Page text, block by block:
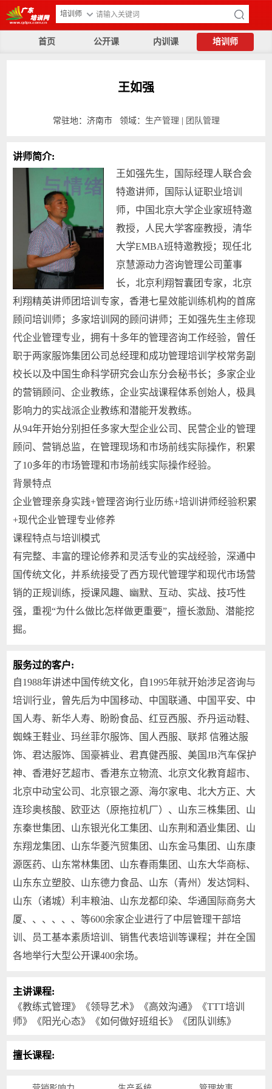
培训师
首页 公开课 内训课 培训师
王如强
常驻地：济南市 领域： 生产管理 团队管理
讲师简介:
王如强先生，国际经理人联合会
特邀讲师，国际认证职业培训
师，中国北京大学企业家班特邀
教授，人民大学客座教授，清华
大学EMBA班特邀教授；现任北
京慧源动力咨询管理公司董事
长，北京利翔智囊团专家，北京
利翔精英讲师团培训专家，香港七星效能训练机构的首席
顾问培训师；多家培训网的顾问讲师；王如强先生主修现
代企业管理专业，拥有十多年的管理咨询工作经验，曾任
职于两家服饰集团公司总经理和成功管理培训学校常务副
校长以及中国生命科学研究会山东分会秘书长；多家企业
的营销顾问、企业教练，企业实战课程体系创始人，极具
影响力的实战派企业教练和潜能开发教练。
从94年开始分别担任多家大型企业公司、民营企业的管理
顾问、营销总监，在管理现场和市场前线实际操作，积累
了10多年的市场管理和市场前线实际操作经验。
背景特点
企业管理亲身实践+管理咨询行业历练+培训讲师经验积累
+现代企业管理专业修养
课程特点与培训模式
有完整、丰富的理论修养和灵活专业的实战经验，深通中
国传统文化，并系统接受了西方现代管理学和现代市场营
销的正规训练，授课风趣、幽默、互动、实战、技巧性
强，重视“为什么做比怎样做更重要”，擅长激励、潜能挖
掘。
服务过的客户:
自1988年讲述中国传统文化，自1995年就开始涉足咨询与
培训行业，曾先后为中国移动、中国联通、中国平安、中
国人寿、新华人寿、盼盼食品、红豆西服、乔丹运动鞋、
蜘蛛王鞋业、玛丝菲尔服饰、国人西服、联邦 信雅达服
饰、君达服饰、国豪裤业、君真健西服、美国JB汽车保护
神、香港好艺超市、香港东立物流、北京文化教育超市、
北京中动宝公司、北京银之源、海尔家电、北大方正、大
连珍奥核酸、欧亚达（原拖拉机厂）、山东三株集团、山
东秦世集团、山东银光化工集团、山东荆和酒业集团、山
东翔龙集团、山东华菱汽贸集团、山东金马集团、山东康
源医药、山东常林集团、山东春雨集团、山东大华商标、
山东东立塑胶、山东德力食品、山东（青州）发达饲料、
山东（诸城）利丰粮油、山东龙都印染、华通国际商务大
厦、、、、、、等600余家企业进行了中层管理干部培
训、员工基本素质培训、销售代表培训等课程；并在全国
各地举行大型公开课400余场。
主讲课程:
《教练式管理》《领导艺术》《高效沟通》《TTT培训
师》《阳光心态》《如何做好班组长》《团队训练》
擅长课程: